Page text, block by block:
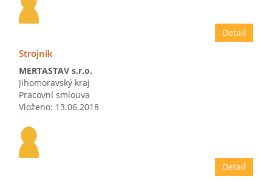
Detail
Strojník
MERTASTAV s.r.o.
Jihomoravský kraj
Pracovní smlouva
Vloženo: 13.06.2018
Detail